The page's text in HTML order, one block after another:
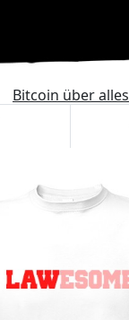
Bitcoin über alles